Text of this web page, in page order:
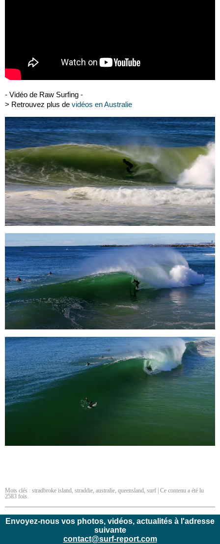
- Vidéo de Raw Surfing -
> Retrouvez plus de vidéos en Australie
Mots clés : stradbroke island, straddie, australie, queensland, surf | Ce contenu a été lu
2583 fois.
Envoyez-nous vos photos, vidéos, actualités à l'adresse
suivante
contact@surf-report.com